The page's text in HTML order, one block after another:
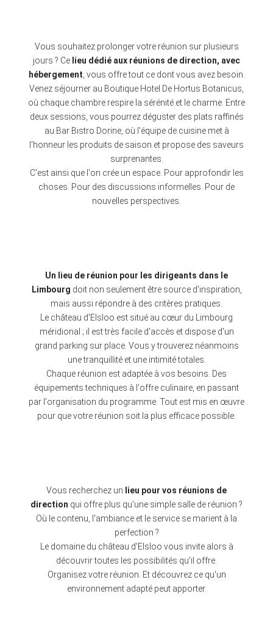
Vous souhaitez prolonger votre réunion sur plusieurs
jours ? Ce lieu dédié aux réunions de direction, avec
hébergement , vous offre tout ce dont vous avez besoin.
Venez séjourner au Boutique Hotel De Hortus Botanicus,
où chaque chambre respire la sérénité et le charme. Entre
deux sessions, vous pourrez déguster des plats raffinés
au Bar Bistro Dorine, où l'équipe de cuisine met à
l'honneur les produits de saison et propose des saveurs
surprenantes.
C'est ainsi que l'on crée un espace. Pour approfondir les
choses. Pour des discussions informelles. Pour de
nouvelles perspectives.
Un lieu de réunion pour les dirigeants dans le
Limbourg doit non seulement être source d'inspiration,
mais aussi répondre à des critères pratiques.
Le château d'Elsloo est situé au cœur du Limbourg
méridional ; il est très facile d'accès et dispose d'un
grand parking sur place. Vous y trouverez néanmoins
une tranquillité et une intimité totales.
Chaque réunion est adaptée à vos besoins. Des
équipements techniques à l'offre culinaire, en passant
par l'organisation du programme. Tout est mis en œuvre
pour que votre réunion soit la plus efficace possible.
Vous recherchez un lieu pour vos réunions de
direction qui offre plus qu'une simple salle de réunion ?
Où le contenu, l'ambiance et le service se marient à la
perfection ?
Le domaine du château d'Elsloo vous invite alors à
découvrir toutes les possibilités qu'il offre.
Organisez votre réunion. Et découvrez ce qu'un
environnement adapté peut apporter.